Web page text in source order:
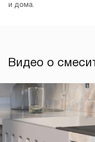
и дома.
Видео о